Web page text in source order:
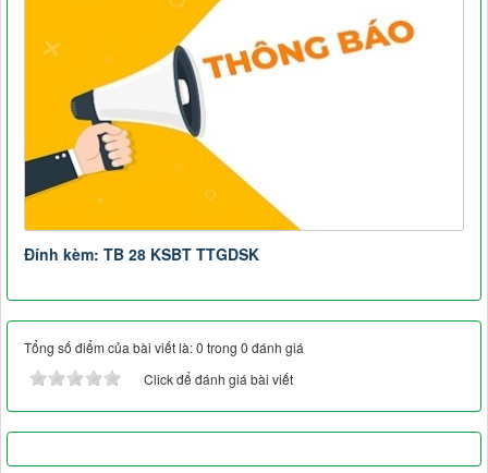
Đính kèm: TB 28 KSBT TTGDSK
Tổng số điểm của bài viết là: 0 trong 0 đánh giá
Click để đánh giá bài viết